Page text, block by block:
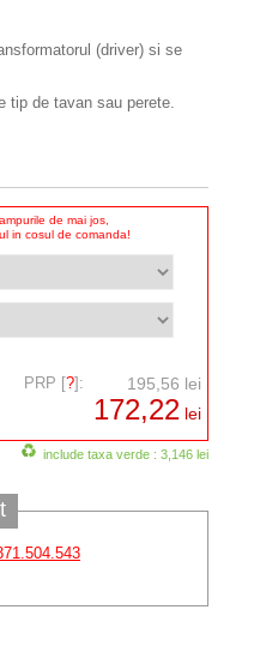
(driver) si se
tip de tavan sau perete.
de mai jos,
in cosul de comanda!
PRP [?]: 195,56 lei
172,22 lei
include taxa verde : 3,146 lei